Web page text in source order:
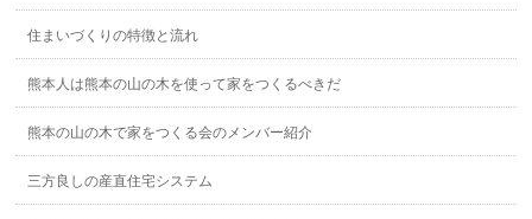
住まいづくりの特徴と流れ
熊本人は熊本の山の木を使って家をつくるべきだ
熊本の山の木で家をつくる会のメンバー紹介
三方良しの産直住宅システム